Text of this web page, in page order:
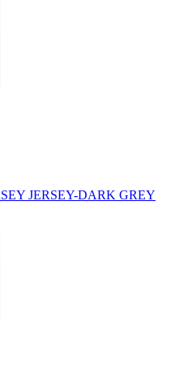
JERSEY-DARK GREY